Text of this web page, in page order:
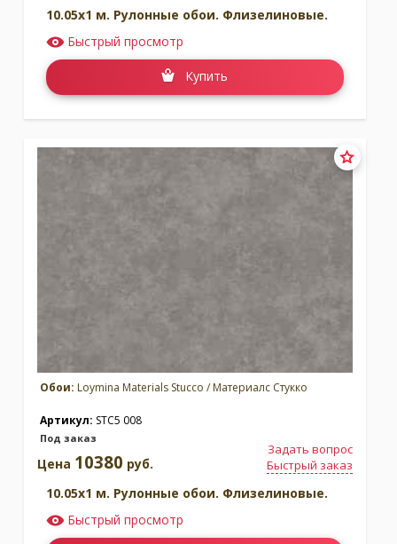
10.05x1 м. Рулонные обои. Флизелиновые.
Быстрый просмотр
Купить
Обои: Loymina Materials Stucco / Материалс Стукко
Артикул: STC5 008
Под заказ
Задать вопрос
Быстрый заказ
Цена 10380 руб.
10.05x1 м. Рулонные обои. Флизелиновые.
Быстрый просмотр